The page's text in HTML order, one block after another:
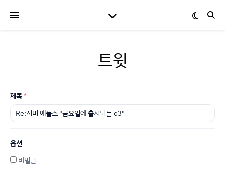
트윗
제목*
옵션
비밀글